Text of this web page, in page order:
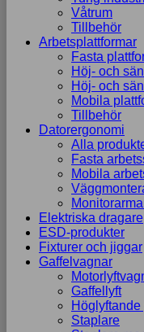
Våtrum
Tillbehör
Arbetsplattformar
Fasta
Höj- och
Höj- och
Mobila
Tillbehör
Datorergonomi
Alla
Fasta
Mobila
Elektriska dragare
ESD-produkter
Fixturer och jiggar
Gaffelvagnar
Gaffellyft
Staplare